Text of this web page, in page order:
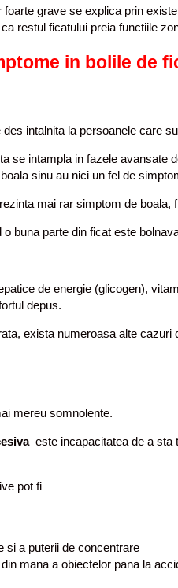
grave se explica prin
restul ficatului preia functiile
in bolile de
intalnita la persoanele care
se intampla in fazele
sinu au nici un fel de
mai rar simptom de
buna parte din ficat este
de energie (glicogen),
depus.
exista numeroasa alte
mereu somnolente.
este incapacitatea de a sta
pot fi
si a puterii de concentrare
mana a obiectelor pana la